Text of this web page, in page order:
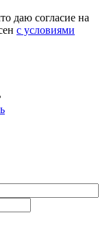
даю согласие на
с условиями